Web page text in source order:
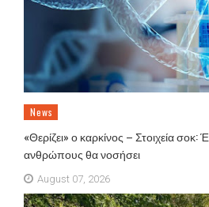
News
«Θερίζει» ο καρκίνος – Στοιχεία
ανθρώπους θα νοσήσει
August 07, 2026